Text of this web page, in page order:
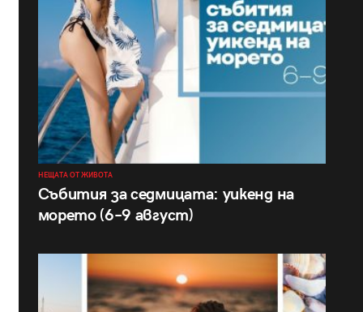
НЕЩАТА ОТ ЖИВОТА
Събития за седмицата: уикенд на
морето (6–9 август)